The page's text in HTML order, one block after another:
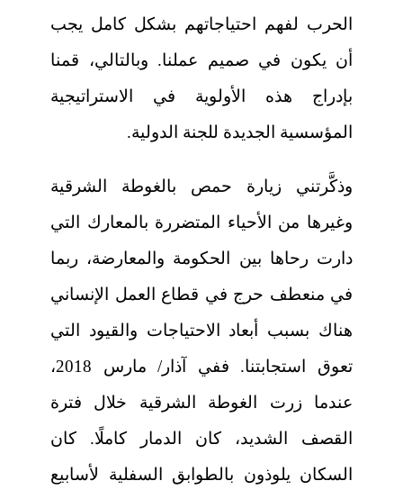
الحرب لفهم احتياجاتهم بشكل كامل يجب
أن يكون في صميم عملنا. وبالتالي، قمنا
بإدراج هذه الأولوية في الاستراتيجية
المؤسسية الجديدة للجنة الدولية.
وذكَّرتني زيارة حمص بالغوطة الشرقية
وغيرها من الأحياء المتضررة بالمعارك التي
دارت رحاها بين الحكومة والمعارضة، ربما
في منعطف حرج في قطاع العمل الإنساني
هناك بسبب أبعاد الاحتياجات والقيود التي
تعوق استجابتنا. ففي آذار/ مارس 2018،
عندما زرت الغوطة الشرقية خلال فترة
القصف الشديد، كان الدمار كاملًا. كان
السكان يلوذون بالطوابق السفلية لأسابيع